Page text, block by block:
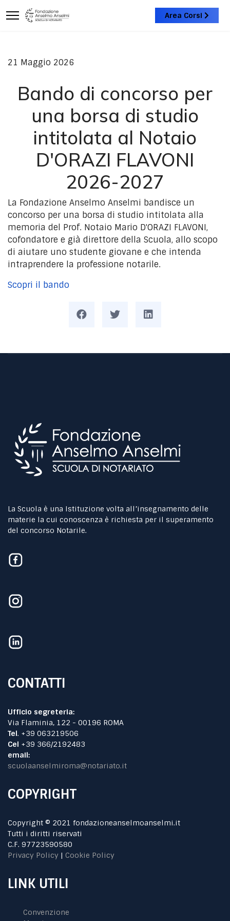
Area Corsi
21 Maggio 2026
Bando di concorso per
una borsa di studio
intitolata al Notaio
D'ORAZI FLAVONI
2026-2027
La Fondazione Anselmo Anselmi bandisce un
concorso per una borsa di studio intitolata alla
memoria del Prof. Notaio Mario D'ORAZI FLAVONI,
cofondatore e già direttore della Scuola, allo scopo
di aiutare uno studente giovane e che intenda
intraprendere la professione notarile.
Scopri il bando
La Scuola è una Istituzione volta all’insegnamento delle
materie la cui conoscenza è richiesta per il superamento
del concorso Notarile.
CONTATTI
Ufficio segreteria:
Via Flaminia, 122 - 00196 ROMA
Tel. +39 063219506
Cel +39 366/2192483
email:
scuolaanselmiroma@notariato.it
COPYRIGHT
Copyright © 2021 fondazioneanselmoanselmi.it
Tutti i diritti riservati
C.F. 97723590580
Privacy Policy | Cookie Policy
LINK UTILI
Convenzione